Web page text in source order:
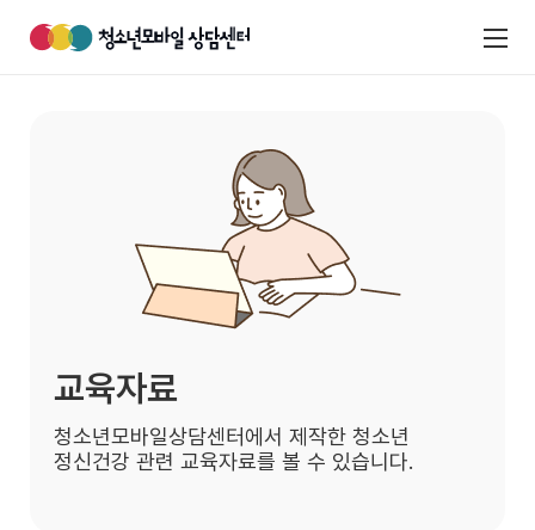
교육자료
청소년모바일상담센터에서 제작한 청소년
정신건강 관련 교육자료를 볼 수 있습니다.